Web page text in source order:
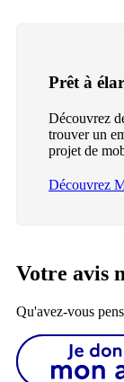
Prêt à
Découvrez
trouver un
projet de
Découvrez
Votre avis
Qu'avez-vous